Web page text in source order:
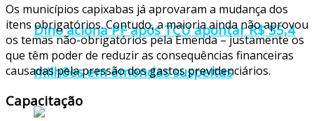
Dino aciona PF após TCU apontar R$ 55,4
milhões em emendas suspeitas
Os municípios capixabas já aprovaram a mudança dos
itens obrigatórios. Contudo, a maioria ainda não aprovou
os temas não-obrigatórios pela Emenda – justamente os
que têm poder de reduzir as consequências financeiras
causadas pela pressão dos gastos previdenciários.
Capacitação